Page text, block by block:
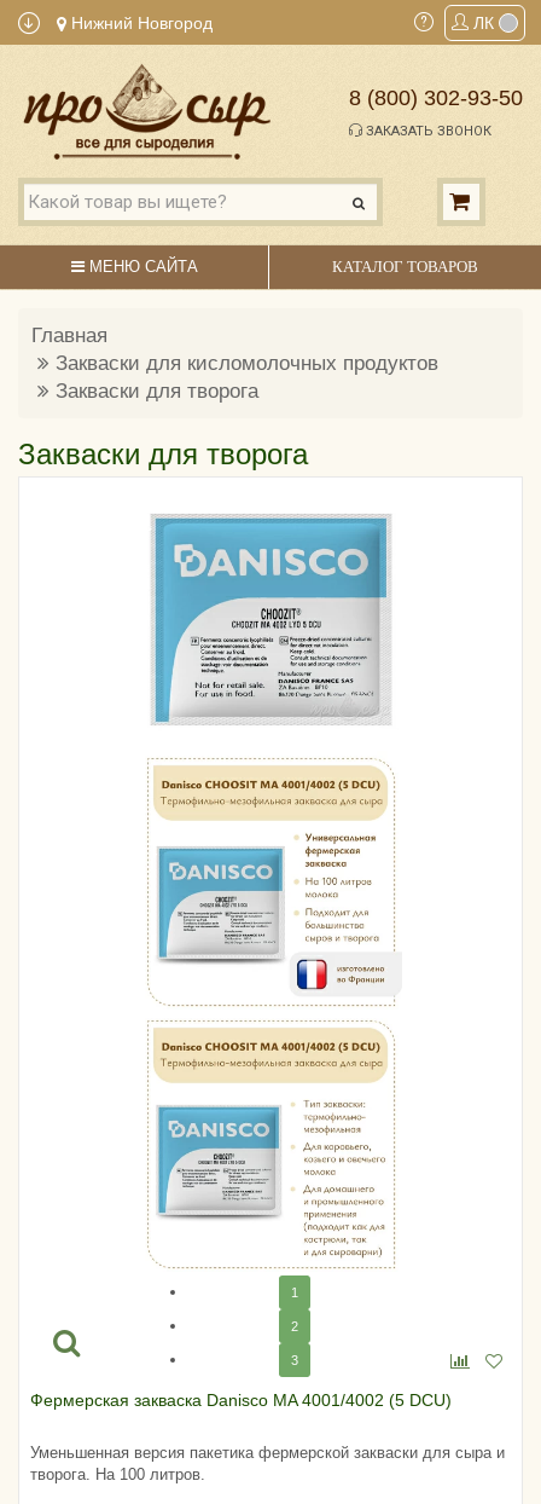
Нижний Новгород ЛК
8 (800) 302-93-50
ЗАКАЗАТЬ ЗВОНОК
МЕНЮ САЙТА КАТАЛОГ ТОВАРОВ
Главная
Закваски для кисломолочных продуктов
Закваски для творога
Закваски для творога
1
2
3
Фермерская закваска Danisco MA 4001/4002 (5 DCU)
Уменьшенная версия пакетика фермерской закваски для сыра и
творога. На 100 литров.